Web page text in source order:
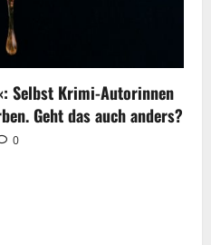
Selbst Krimi-Autorinnen
Geht das auch anders?
0